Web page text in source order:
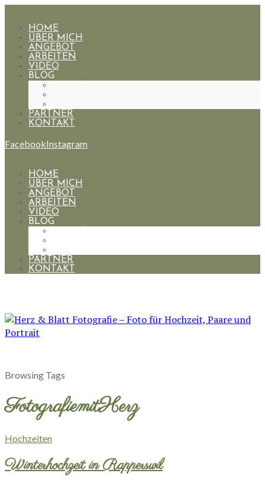
HOME
ÜBER MICH
ANGEBOT
ARBEITEN
VIDEO
BLOG
PARTNER
KONTAKT
FacebookInstagram
HOME
ÜBER MICH
ANGEBOT
ARBEITEN
VIDEO
BLOG
PARTNER
KONTAKT
Browsing Tags
FotografiemitHerz
Hochzeiten
Winterhochzeit in Rapperswil